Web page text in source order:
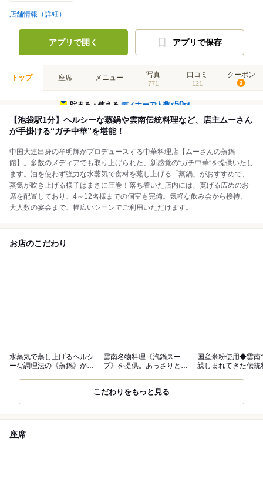
店舗情報（詳細）
アプリで開く アプリで保存
トップ 座席 メニュー 写真
771
口コミ
121
クーポン
3
貯まる・使えるディナーで人数×50pt
【池袋駅1分】ヘルシーな蒸鍋や雲南伝統料理など、店主ムーさん
が手掛ける“ガチ中華”を堪能！
中国大連出身の牟明輝がプロデュースする中華料理店【ムーさんの蒸鍋
館】。多数のメディアでも取り上げられた、新感覚の“ガチ中華”を提供いたし
ます。油を使わず強力な水蒸気で食材を蒸し上げる「蒸鍋」がおすすめで、
蒸気が吹き上げる様子はまさに圧巻！落ち着いた店内には、寛げる広めのお
席を配置しており、4～12名様までの個室も完備。気軽な飲み会から接待、
大人数の宴会まで、幅広いシーンでご利用いただけます。
お店のこだわり
水蒸気で蒸し上げるヘルシ
ーな調理法の《蒸鍋》がお
雲南名物料理《汽鍋スー
プ》を提供。あっさりとし
国産米粉使用◆雲南
親しまれてきた伝統
こだわりをもっと見る
座席